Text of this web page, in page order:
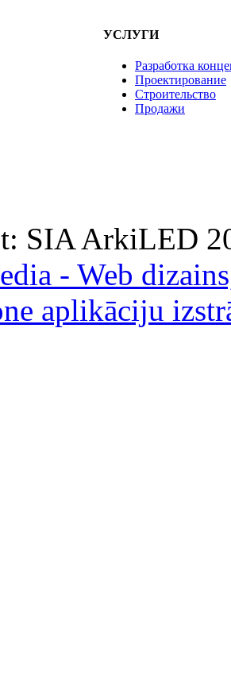
УСЛУГИ
Разработка
Проектирование
Строительство
Продажи
SIA ArkiLED